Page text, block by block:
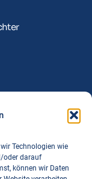
Technologien wie
oder darauf
können wir Daten